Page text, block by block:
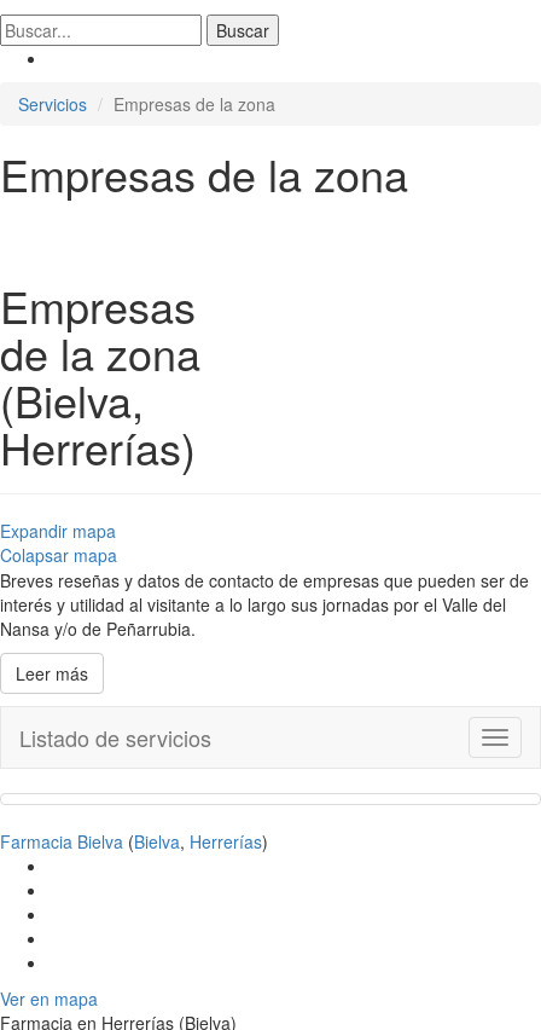
Servicios Empresas de la zona
Empresas de la zona
Empresas
de la zona
(Bielva,
Herrerías)
Expandir mapa
Colapsar mapa
Breves reseñas y datos de contacto de empresas que pueden ser de
interés y utilidad al visitante a lo largo sus jornadas por el Valle del
Nansa y/o de Peñarrubia.
Leer más
Listado de servicios
Farmacia Bielva (Bielva, Herrerías)
Ver en mapa
Farmacia en Herrerías (Bielva)